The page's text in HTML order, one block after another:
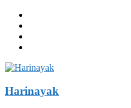
Harinayak